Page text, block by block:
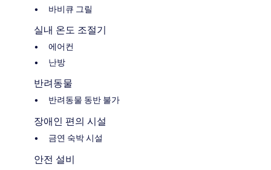
바비큐 그릴
실내 온도 조절기
에어컨
난방
반려동물
반려동물 동반 불가
장애인 편의 시설
금연 숙박 시설
안전 설비